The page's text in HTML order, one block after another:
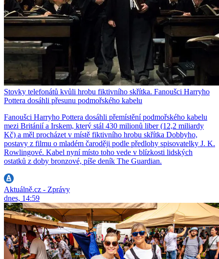
Stovky telefonátů kvůli hrobu fiktivního skřítka. Fanoušci Harryho
Pottera dosáhli přesunu podmořského kabelu
Fanoušci Harryho Pottera dosáhli přemístění podmořského kabelu
mezi Británií a Irskem, který stál 430 milionů liber (12,2 miliardy
Kč) a měl procházet v místě fiktivního hrobu skřítka Dobbyho,
postavy z filmu o mladém čaroději podle předlohy spisovatelky J. K.
Rowlingové. Kabel nyní místo toho vede v blízkosti lidských
ostatků z doby bronzové, píše deník The Guardian.
Aktuálně.cz - Zprávy
dnes, 14:59